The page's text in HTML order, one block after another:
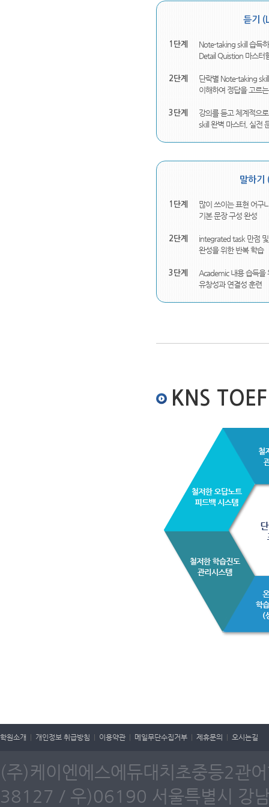
듣기
1단계
Note-taking skill 습득
Detail Quistion 마스터
2단계
단락별 Note-taking
이해하여 정답을 고르
3단계
강의를 듣고 체계적으
skill 완벽 마스터, 실전
말하기
1단계
많이 쓰이는 표현 어구
기본 문장 구성 완성
2단계
integrated task 만점
완성을 위한 반복 학습
3단계
Academic 내용 습득을
유창성과 연결성 훈련
KNS
학원소개 개인정보 취급방침 이용약관 메일무단수집거부 제휴문의 오시는길
(주)케이엔에스에듀대치초중등2
38127 / 우)06190 서울특별시 강